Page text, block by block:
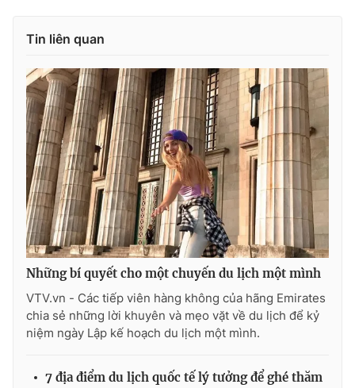
Tin liên quan
Những bí quyết cho một chuyến du lịch một mình
VTV.vn - Các tiếp viên hàng không của hãng Emirates
chia sẻ những lời khuyên và mẹo vặt về du lịch để kỷ
niệm ngày Lập kế hoạch du lịch một mình.
7 địa điểm du lịch quốc tế lý tưởng để ghé thăm